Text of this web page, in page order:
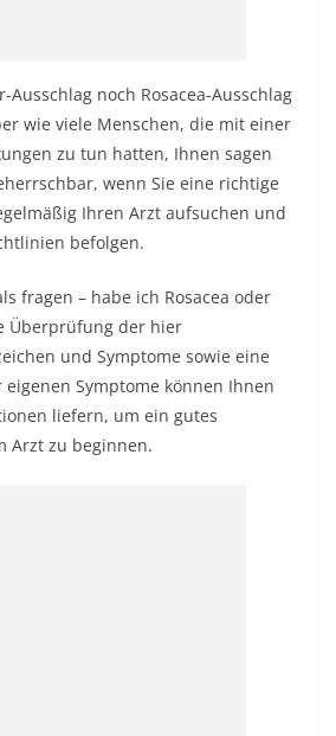
Ausschlag noch Rosacea-Ausschlag
wie viele Menschen, die mit einer
zu tun hatten, Ihnen sagen
wenn Sie eine richtige
Ihren Arzt aufsuchen und
befolgen.
fragen – habe ich Rosacea oder
Überprüfung der hier
und Symptome sowie eine
Symptome können Ihnen
liefern, um ein gutes
Arzt zu beginnen.